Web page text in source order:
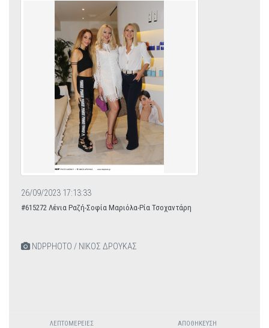
26/09/2023 17:13:33
#615272 Λένια Ραζή-Σοφία Μαριόλα-Ρία Τσοχαντάρη
NDPPHOTO / ΝΙΚΟΣ ΔΡΟΥΚΑΣ
ΛΕΠΤΟΜΈΡΕΙΕΣ ΑΠΟΘΉΚΕΥΣΗ